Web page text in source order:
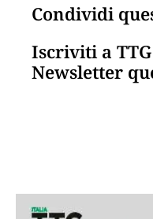
Condividi
Iscriviti a
Newsletter